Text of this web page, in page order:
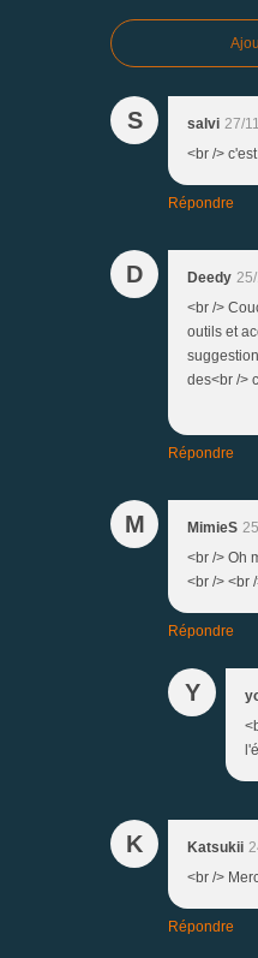
S salvi 27/
<br />
Répondre
D Deedy
<br />
outils et
des<br />
Répondre
M MimieS
<br /> Oh
<br /> <br
Répondre
Y
K Katsukii
<br />
Répondre